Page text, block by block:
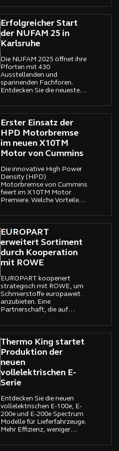
Fernverkehr. Mit
modernisiertem Design,
innovativen
Assistenzsystemen und vor
allem einer deutlichen
Steigerung der Effizienz soll
im schweren
Nutzfahrzeugsegment
setzen. Der Verkaufsstart
ist für Oktober angekündigt.
Erfolgreicher Start
der NUFAM 25 in
Karlsruhe
Die NUFAM 2025 öffnet ihre
Pforten mit 430
Ausstellenden und
spannenden Fachforen.
Entdecken Sie die neuesten
der Nutzfahrzeugbranche.
Erster Einsatz der
HPD Motorbremse
im neuen X10TM
Motor von Cummins
Die innovative High Power
Density (HPD)
Motorbremse von Cummins
feiert im X10TM Motor
Premiere. Welche Vorteile
den Transport- und
Logistiksektor?
EUROPART
erweitert Sortiment
durch Kooperation
mit ROWE
EUROPART kooperiert
strategisch mit ROWE, um
Schmierstoffe europaweit
anzubieten. Eine
Partnerschaft, die auf
beruht und neue Maßstäbe
setzt.
Thermo King startet
Produktion der
neuen
vollelektrischen E-
Serie
Entdecken Sie die neuen
vollelektrischen E-100e, E-
200e und E-200e Spectrum
Modelle für Lieferfahrzeuge.
Mehr Effizienz, weniger